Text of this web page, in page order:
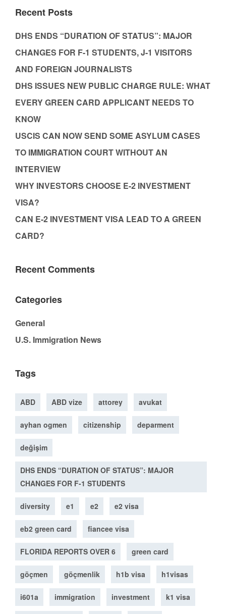
Recent Posts
DHS ENDS “DURATION OF STATUS”: MAJOR
CHANGES FOR F-1 STUDENTS, J-1 VISITORS
AND FOREIGN JOURNALISTS
DHS ISSUES NEW PUBLIC CHARGE RULE: WHAT
EVERY GREEN CARD APPLICANT NEEDS TO
KNOW
USCIS CAN NOW SEND SOME ASYLUM CASES
TO IMMIGRATION COURT WITHOUT AN
INTERVIEW
WHY INVESTORS CHOOSE E-2 INVESTMENT
VISA?
CAN E-2 INVESTMENT VISA LEAD TO A GREEN
CARD?
Recent Comments
Categories
General
U.S. Immigration News
Tags
ABD ABD vize attorey avukat
ayhan ogmen citizenship deparment
değişim
DHS ENDS “DURATION OF STATUS”: MAJOR
CHANGES FOR F-1 STUDENTS
diversity e1 e2 e2 visa
eb2 green card fiancee visa
FLORIDA REPORTS OVER 6 green card
göçmen göçmenlik h1b visa h1visas
i601a immigration investment k1 visa